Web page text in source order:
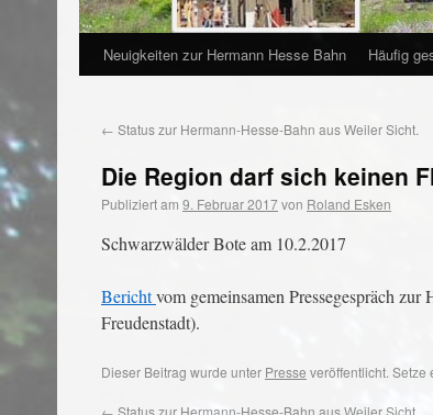
Neuigkeiten zur Hermann Hesse Bahn Häufig
← Status zur Hermann-Hesse-Bahn aus Weiler Sicht.
Die Region darf sich keinen
Publiziert am 9. Februar 2017von Roland Esken
Schwarzwälder Bote am 10.2.2017
Berichtvom gemeinsamen Pressegespräch
Freudenstadt).
Dieser Beitrag wurde unter Presse veröffentlicht. Setze
← Status zur Hermann-Hesse-Bahn aus Weiler Sicht.